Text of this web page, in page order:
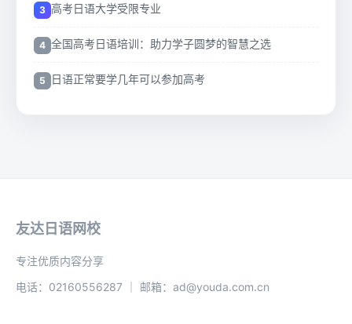
高考日语大学受限专业
全国高考日语培训：助力学子圆梦的智慧之选
日语正常要学几年可以参加高考
友达日语网校
专注优质内容分享
电话：02160556287 ｜ 邮箱：ad@youda.com.cn